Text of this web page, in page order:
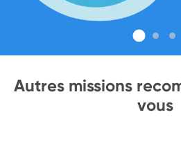
Autres missions
vous